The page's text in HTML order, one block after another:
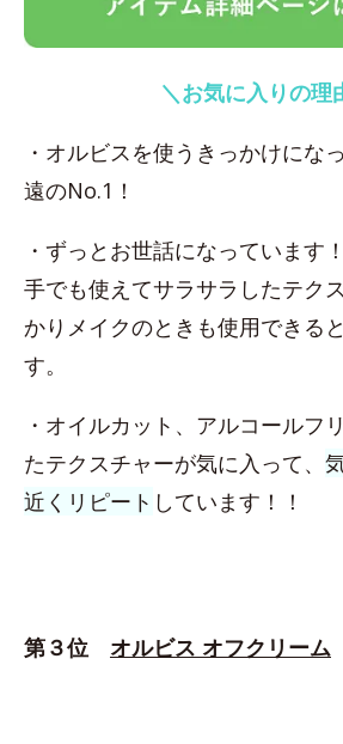
＼お気に入りの理
・オルビスを使うきっかけにな
遠のNo.1！
・ずっとお世話になっています
手でも使えてサラサラしたテク
かりメイクのときも使用できる
す。
・オイルカット、アルコールフ
たテクスチャーが気に入って、
近くリピート しています！！
第３位 オルビス オフクリーム